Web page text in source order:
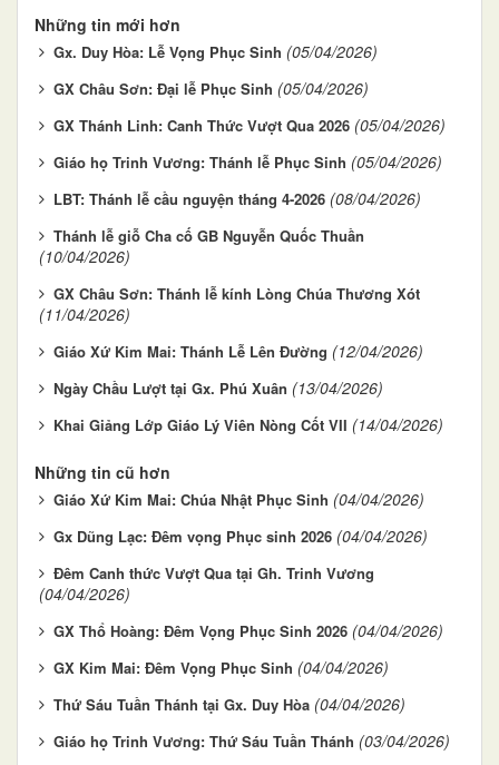
Những tin mới hơn
Gx. Duy Hòa: Lễ Vọng Phục Sinh (05/04/2026)
GX Châu Sơn: Đại lễ Phục Sinh (05/04/2026)
GX Thánh Linh: Canh Thức Vượt Qua 2026 (05/04/2026)
Giáo họ Trinh Vương: Thánh lễ Phục Sinh (05/04/2026)
LBT: Thánh lễ cầu nguyện tháng 4-2026 (08/04/2026)
Thánh lễ giỗ Cha cố GB Nguyễn Quốc Thuần
(10/04/2026)
GX Châu Sơn: Thánh lễ kính Lòng Chúa Thương Xót
(11/04/2026)
Giáo Xứ Kim Mai: Thánh Lễ Lên Đường (12/04/2026)
Ngày Chầu Lượt tại Gx. Phú Xuân (13/04/2026)
Khai Giảng Lớp Giáo Lý Viên Nòng Cốt VII (14/04/2026)
Những tin cũ hơn
Giáo Xứ Kim Mai: Chúa Nhật Phục Sinh (04/04/2026)
Gx Dũng Lạc: Đêm vọng Phục sinh 2026 (04/04/2026)
Đêm Canh thức Vượt Qua tại Gh. Trinh Vương
(04/04/2026)
GX Thổ Hoàng: Đêm Vọng Phục Sinh 2026 (04/04/2026)
GX Kim Mai: Đêm Vọng Phục Sinh (04/04/2026)
Thứ Sáu Tuần Thánh tại Gx. Duy Hòa (04/04/2026)
Giáo họ Trinh Vương: Thứ Sáu Tuần Thánh (03/04/2026)